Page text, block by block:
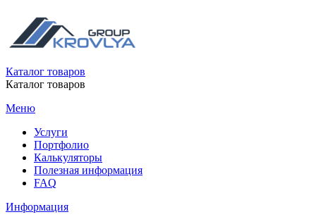
Каталог товаров
Каталог товаров
Меню
Услуги
Портфолио
Калькуляторы
Полезная информация
FAQ
Информация